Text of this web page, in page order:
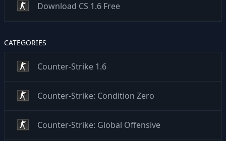
Download CS 1.6 Free
CATEGORIES
Counter-Strike 1.6
Counter-Strike: Condition Zero
Counter-Strike: Global Offensive